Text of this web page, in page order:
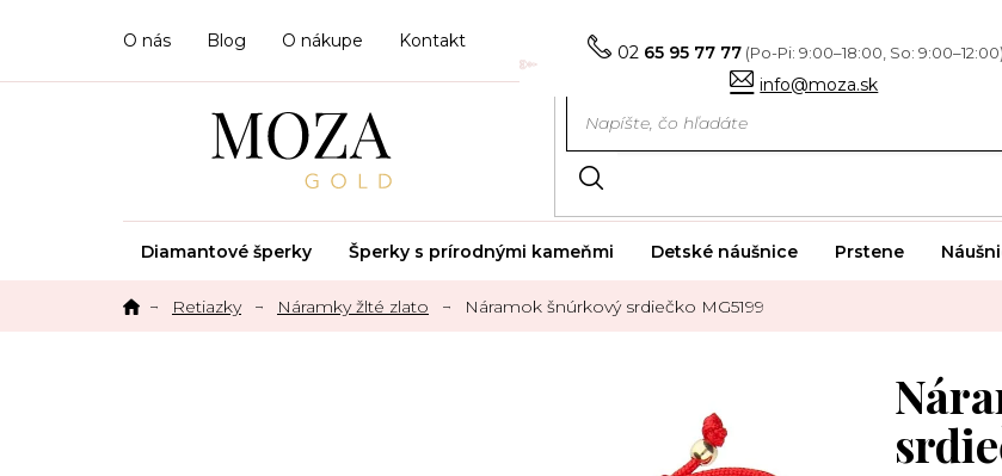
02 65 95 77 77
info@moza.sk
O nás Blog O nákupe Kontakt
Diamantové šperky Šperky s prírodnými kameňmi Detské náušnice Prstene
Retiazky Náramky žlté zlato Náramok šnúrkový srdiečko MG5199